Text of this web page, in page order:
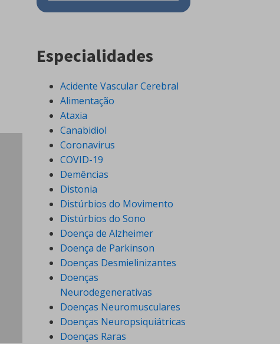
Especialidades
Acidente Vascular Cerebral
Alimentação
Ataxia
Canabidiol
Coronavirus
COVID-19
Demências
Distonia
Distúrbios do Movimento
Distúrbios do Sono
Doença de Alzheimer
Doença de Parkinson
Doenças Desmielinizantes
Doenças
Neurodegenerativas
Doenças Neuromusculares
Doenças Neuropsiquiátricas
Doenças Raras